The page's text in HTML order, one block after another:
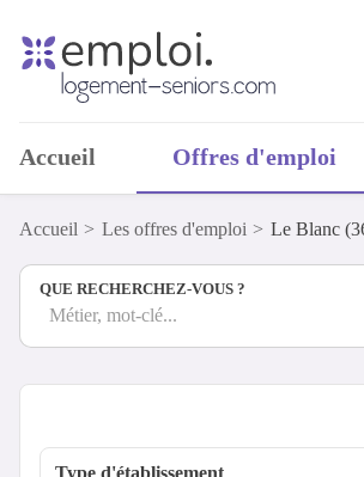
Accueil Offres d'emploi
Accueil Les offres d'emploi Le Blanc
QUE RECHERCHEZ-VOUS ?
Métier, mot-clé...
Type d'établissement